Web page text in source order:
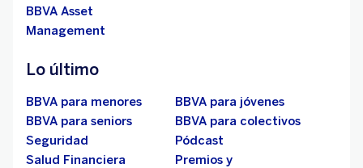
BBVA Asset
Management
Lo último
BBVA para menores
BBVA para jóvenes
BBVA para seniors
BBVA para colectivos
Seguridad
Pódcast
Salud Financiera
Premios y